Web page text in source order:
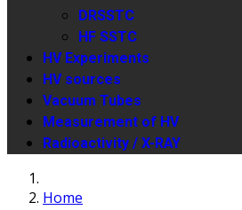
DRSSTC
HF SSTC
HV Experiments
HV sources
Vacuum Tubes
Measurement of HV
Radioactivity / X-RAY
Home